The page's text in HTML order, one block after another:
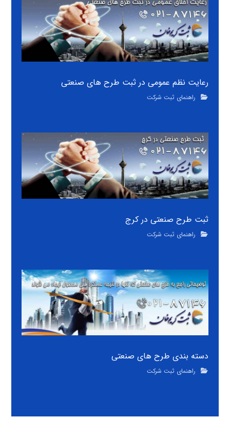
رعایت نظم عمومی در ثبت طرح های صنعتی
راهنمای ثبت شرکت
ثبت طرح صنعتی در کرج
راهنمای ثبت شرکت
دسته بندی طرح های صنعتی
راهنمای ثبت شرکت